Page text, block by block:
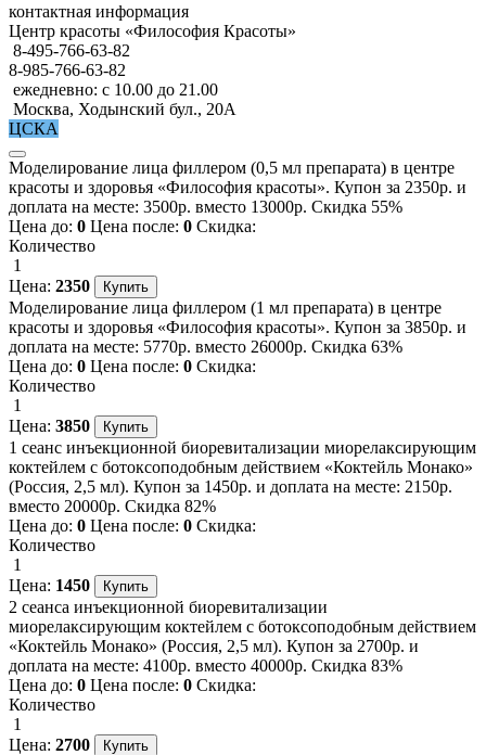
контактная информация
Центр красоты «Философия Красоты»
8-495-766-63-82
8-985-766-63-82
ежедневно: с 10.00 до 21.00
Москва, Ходынский бул., 20А
ЦСКА
Моделирование лица филлером (0,5 мл препарата) в центре
красоты и здоровья «Философия красоты». Купон за 2350р. и
доплата на месте: 3500р. вместо 13000р. Скидка 55%
Цена до: 0 Цена после: 0 Скидка:
Количество
1
Цена: 2350
Моделирование лица филлером (1 мл препарата) в центре
красоты и здоровья «Философия красоты». Купон за 3850р. и
доплата на месте: 5770р. вместо 26000р. Скидка 63%
Цена до: 0 Цена после: 0 Скидка:
Количество
1
Цена: 3850
1 сеанс инъекционной биоревитализации миорелаксирующим
коктейлем с ботоксоподобным действием «Коктейль Монако»
(Россия, 2,5 мл). Купон за 1450р. и доплата на месте: 2150р.
вместо 20000р. Скидка 82%
Цена до: 0 Цена после: 0 Скидка:
Количество
1
Цена: 1450
2 сеанса инъекционной биоревитализации
миорелаксирующим коктейлем с ботоксоподобным действием
«Коктейль Монако» (Россия, 2,5 мл). Купон за 2700р. и
доплата на месте: 4100р. вместо 40000р. Скидка 83%
Цена до: 0 Цена после: 0 Скидка:
Количество
1
Цена: 2700